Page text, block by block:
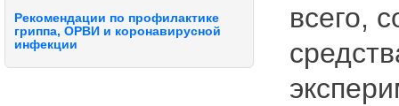
Рекомендации по профилактике
гриппа, ОРВИ и коронавирусной
инфекции
всего,